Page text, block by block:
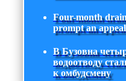
Four-month
prompt an
В Бузовна
водоотводу
к омбудсмену